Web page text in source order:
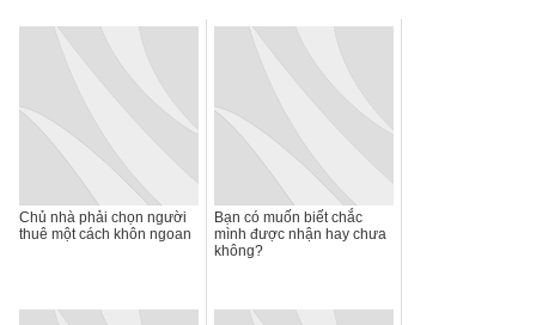
Chủ nhà phải chọn người
thuê một cách khôn ngoan
Bạn có muốn biết chắc
mình được nhận hay chưa
không?